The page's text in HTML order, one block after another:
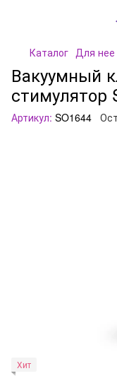
Каталог Для нее
Вакуумный
стимулятор
Артикул: SO1644
Хит